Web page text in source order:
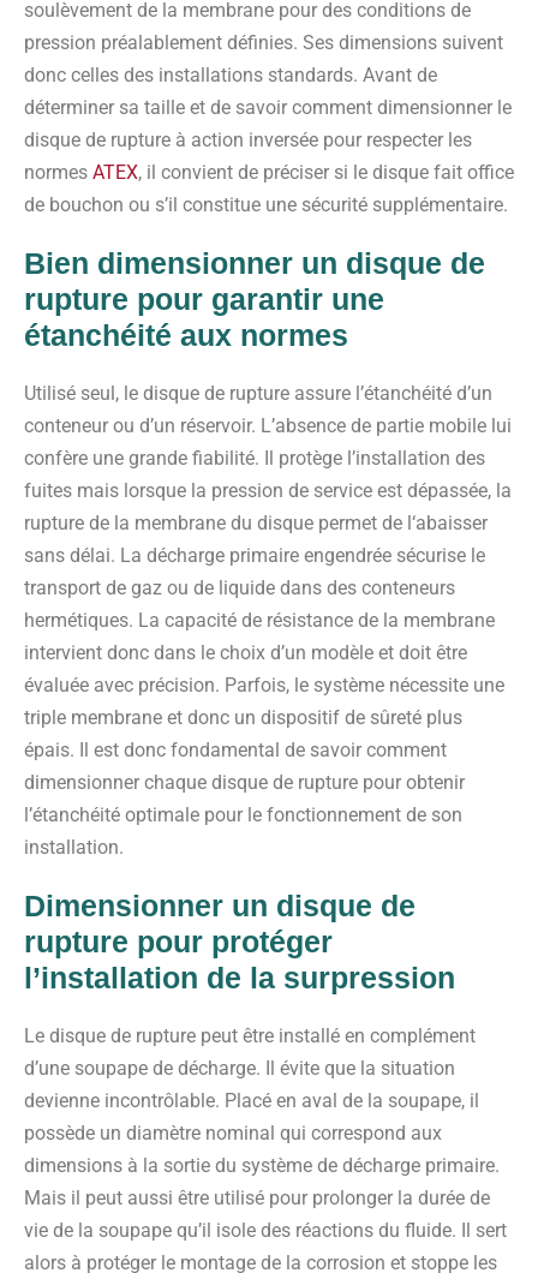
soulèvement de la membrane pour des conditions de
pression préalablement définies. Ses dimensions suivent
donc celles des installations standards. Avant de
déterminer sa taille et de savoir comment dimensionner le
disque de rupture à action inversée pour respecter les
normes ATEX, il convient de préciser si le disque fait office
de bouchon ou s’il constitue une sécurité supplémentaire.
Bien dimensionner un disque de
rupture pour garantir une
étanchéité aux normes
Utilisé seul, le disque de rupture assure l’étanchéité d’un
conteneur ou d’un réservoir. L’absence de partie mobile lui
confère une grande fiabilité. Il protège l’installation des
fuites mais lorsque la pression de service est dépassée, la
rupture de la membrane du disque permet de l‘abaisser
sans délai. La décharge primaire engendrée sécurise le
transport de gaz ou de liquide dans des conteneurs
hermétiques. La capacité de résistance de la membrane
intervient donc dans le choix d’un modèle et doit être
évaluée avec précision. Parfois, le système nécessite une
triple membrane et donc un dispositif de sûreté plus
épais. Il est donc fondamental de savoir comment
dimensionner chaque disque de rupture pour obtenir
l’étanchéité optimale pour le fonctionnement de son
installation.
Dimensionner un disque de
rupture pour protéger
l’installation de la surpression
Le disque de rupture peut être installé en complément
d’une soupape de décharge. Il évite que la situation
devienne incontrôlable. Placé en aval de la soupape, il
possède un diamètre nominal qui correspond aux
dimensions à la sortie du système de décharge primaire.
Mais il peut aussi être utilisé pour prolonger la durée de
vie de la soupape qu’il isole des réactions du fluide. Il sert
alors à protéger le montage de la corrosion et stoppe les